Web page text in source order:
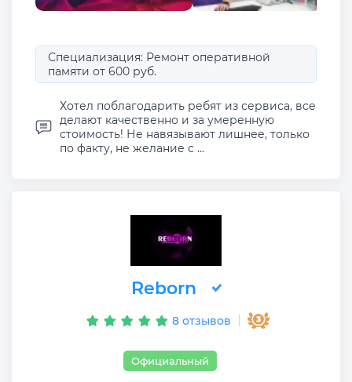
Специализация: Ремонт оперативной
памяти от 600 руб.
Хотел поблагодарить ребят из сервиса, все
делают качественно и за умеренную
стоимость! Не навязывают лишнее, только
по факту, не желание с ...
Reborn
8 отзывов
Официальный